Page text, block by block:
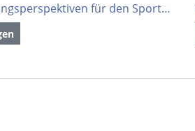
Endlich Öffnungsperspektiven für den Sport schaffen